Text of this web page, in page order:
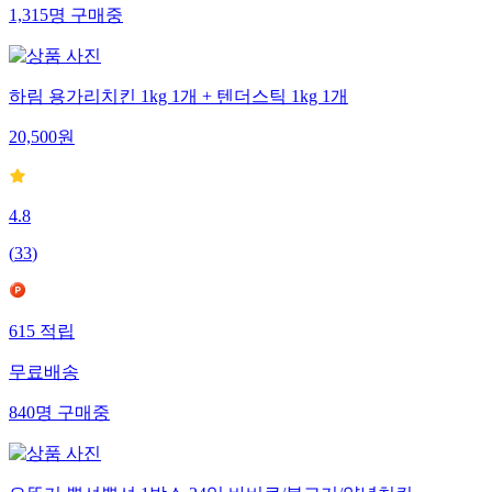
1,315명구매중
하림 용가리치킨 1kg 1개 + 텐더스틱 1kg 1개
20,500원
4.8
(33)
615적립
무료배송
840명구매중